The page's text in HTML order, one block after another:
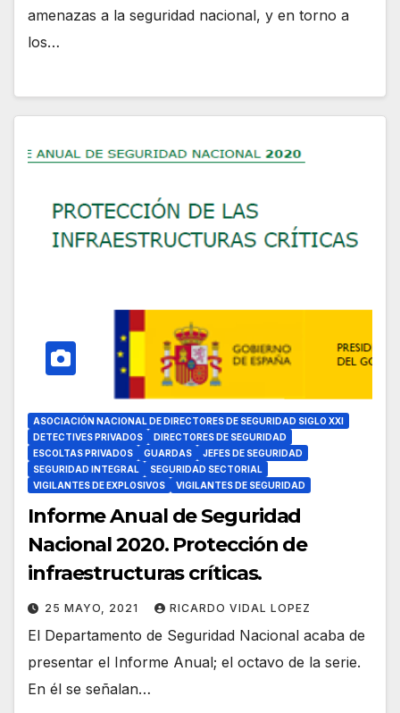
amenazas a la seguridad nacional, y en torno a
los…
ASOCIACIÓN NACIONAL DE DIRECTORES DE SEGURIDAD SIGLO XXI
DETECTIVES PRIVADOS
DIRECTORES DE SEGURIDAD
ESCOLTAS PRIVADOS
GUARDAS
JEFES DE SEGURIDAD
SEGURIDAD INTEGRAL
SEGURIDAD SECTORIAL
VIGILANTES DE EXPLOSIVOS
VIGILANTES DE SEGURIDAD
Informe Anual de Seguridad
Nacional 2020. Protección de
infraestructuras críticas.
25 MAYO, 2021 RICARDO VIDAL LOPEZ
El Departamento de Seguridad Nacional acaba de
presentar el Informe Anual; el octavo de la serie.
En él se señalan…